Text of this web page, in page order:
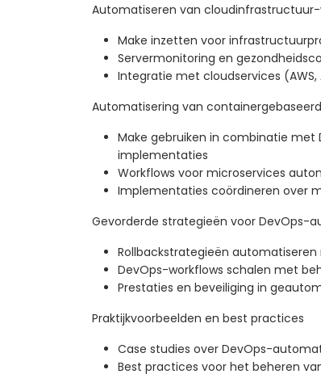
Automatiseren van cloudinfrastructuur-
Make inzetten voor
Servermonitoring en
Integratie met cloudservices (AWS,
Automatisering van
Make gebruiken in combinatie met
implementaties
Workflows voor microservices
Implementaties coördineren over
Gevorderde strategieën voor DevOps-
Rollbackstrategieën
DevOps-workflows schalen met
Prestaties en beveiliging in
Praktijkvoorbeelden en best practices
Case studies over DevOps-
Best practices voor het beheren